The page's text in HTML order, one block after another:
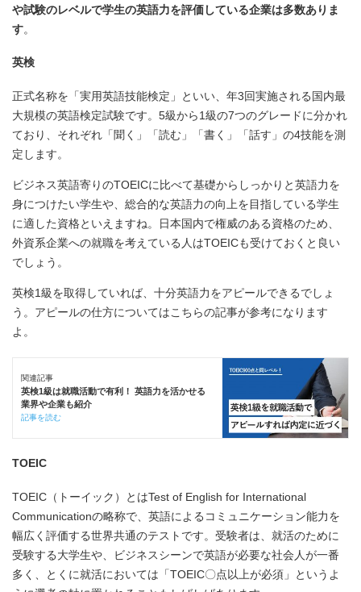
や試験のレベルで学生の英語力を評価している企業は多数ありま
す。
英検
正式名称を「実用英語技能検定」といい、年3回実施される国内最
大規模の英語検定試験です。5級から1級の7つのグレードに分かれ
ており、それぞれ「聞く」「読む」「書く」「話す」の4技能を測
定します。
ビジネス英語寄りのTOEICに比べて基礎からしっかりと英語力を
身につけたい学生や、総合的な英語力の向上を目指している学生
に適した資格といえますね。日本国内で権威のある資格のため、
外資系企業への就職を考えている人はTOEICも受けておくと良い
でしょう。
英検1級を取得していれば、十分英語力をアピールできるでしょ
う。アピールの仕方についてはこちらの記事が参考になります
よ。
関連記事
英検1級は就職活動で有利！ 英語力を活かせる
業界や企業も紹介
記事を読む
TOEIC
TOEIC（トーイック）とはTest of English for International
Communicationの略称で、英語によるコミュニケーション能力を
幅広く評価する世界共通のテストです。受験者は、就活のために
受験する大学生や、ビジネスシーンで英語が必要な社会人が一番
多く、とくに就活においては「TOEIC〇点以上が必須」というよ